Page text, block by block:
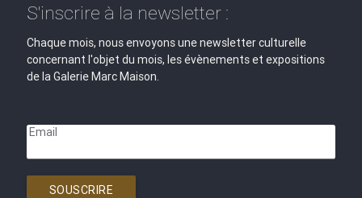
S'inscrire à la newsletter :
Chaque mois, nous envoyons une newsletter culturelle
concernant l'objet du mois, les évènements et expositions
de la Galerie Marc Maison.
Email
SOUSCRIRE